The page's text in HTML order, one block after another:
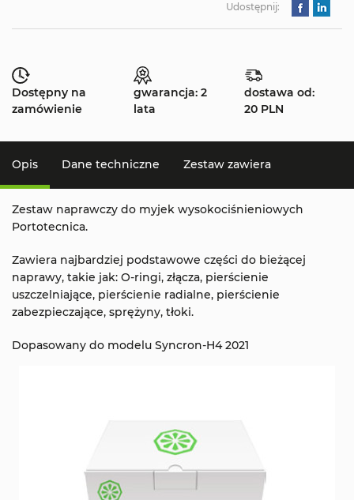
Udostępnij:
Dostępny na
zamówienie
gwarancja: 2
lata
dostawa od:
20 PLN
Opis Dane techniczne Zestaw zawiera
Zestaw naprawczy do myjek wysokociśnieniowych
Portotecnica.
Zawiera najbardziej podstawowe części do bieżącej
naprawy, takie jak: O-ringi, złącza, pierścienie
uszczelniające, pierścienie radialne, pierścienie
zabezpieczające, sprężyny, tłoki.
Dopasowany do modelu Syncron-H4 2021